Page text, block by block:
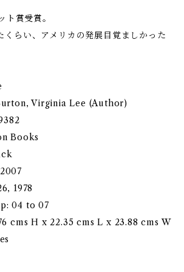
ト賞受賞。
くらい、アメリカの発展目覚ましかった
Virginia Lee (Author)
Books
1978
04 to 07
cms H x 22.35 cms L x 23.88 cms W